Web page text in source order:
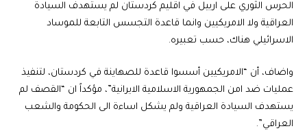
الحرس الثوري على اربيل في اقليم كردستان لم يستهدف السيادة
العراقية ولا الامريكيين وانما قاعدة التجسس التابعة للموساد
الاسرائيلي هناك، حسب تعبيره.
واضاف، أن “الامريكيين أسسوا قاعدة للصهاينة في كردستان، لتنفيذ
عمليات ضد امن الجمهورية الاسلامية الايرانية”، مؤكداً ان “القصف لم
يستهدف السيادة العراقية ولم يشكل اساءة الى الحكومة والشعب
العراقي”.